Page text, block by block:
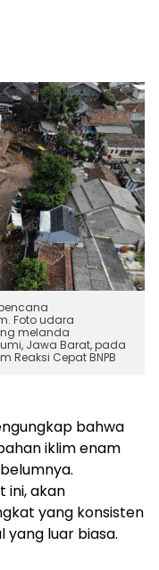
Foto udara
melanda
Jawa Barat, pada
Reaksi Cepat BNPB
bahwa
iklim enam
ini, akan
yang konsisten
yang luar biasa.